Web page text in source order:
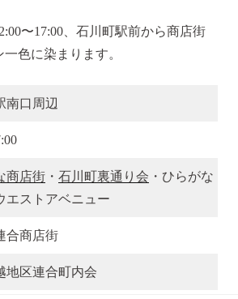
〜17:00、石川町駅前から商店街
色に染まります。
南口周辺
商店街 ・ 石川町裏通り会 ・ひらがな
エストアベニュー
合商店街
地区連合町内会